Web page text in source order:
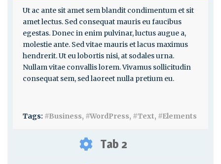
Ut ac ante sit amet sem blandit condimentum et sit
amet lectus. Sed consequat mauris eu faucibus
egestas. Donec in enim pulvinar, luctus augue a,
molestie ante. Sed vitae mauris et lacus maximus
hendrerit. Ut eu lobortis nisi, at sodales urna.
Nullam vitae convallis lorem. Vivamus sollicitudin
consequat sem, sed laoreet nulla pretium eu.
Tags: #Business, #WordPress, #Text, #Elements
Tab 2